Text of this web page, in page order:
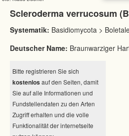
Scleroderma verrucosum
Systematik: Basidiomycota >
Deutscher Name: Braunwarziger
Bitte registrieren Sie sich
kostenlos auf den Seiten, damit
Sie auf alle Informationen und
Fundstellendaten zu den Arten
Zugriff erhalten und die volle
Funktionalität der internetseite